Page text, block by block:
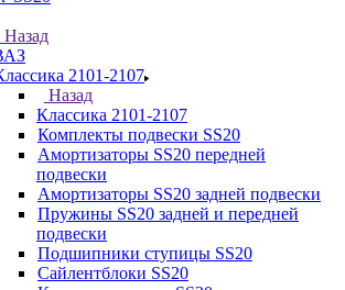
Назад
2101-2107
Назад
Классика 2101-2107
Комплекты подвески SS20
Амортизаторы SS20 передней
подвески
Амортизаторы SS20 задней подвески
Пружины SS20 задней и передней
подвески
Подшипники ступицы SS20
Сайлентблоки SS20